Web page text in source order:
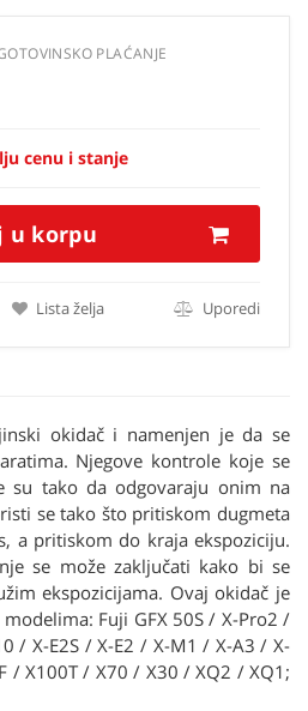
PLAĆANJE
cenu i stanje
u korpu
Lista želja Uporedi
okidač i namenjen je da se
Njegove kontrole koje se
su tako da odgovaraju onim na
se tako što pritiskom dugmeta
a pritiskom do kraja ekspoziciju.
se može zaključati kako bi se
ekspozicijama. Ovaj okidač je
Fuji GFX 50S / X-Pro2 /
/ X-E2S / X-E2 / X-M1 / X-A3 / X-
/ X100T / X70 / X30 / XQ2 / XQ1;